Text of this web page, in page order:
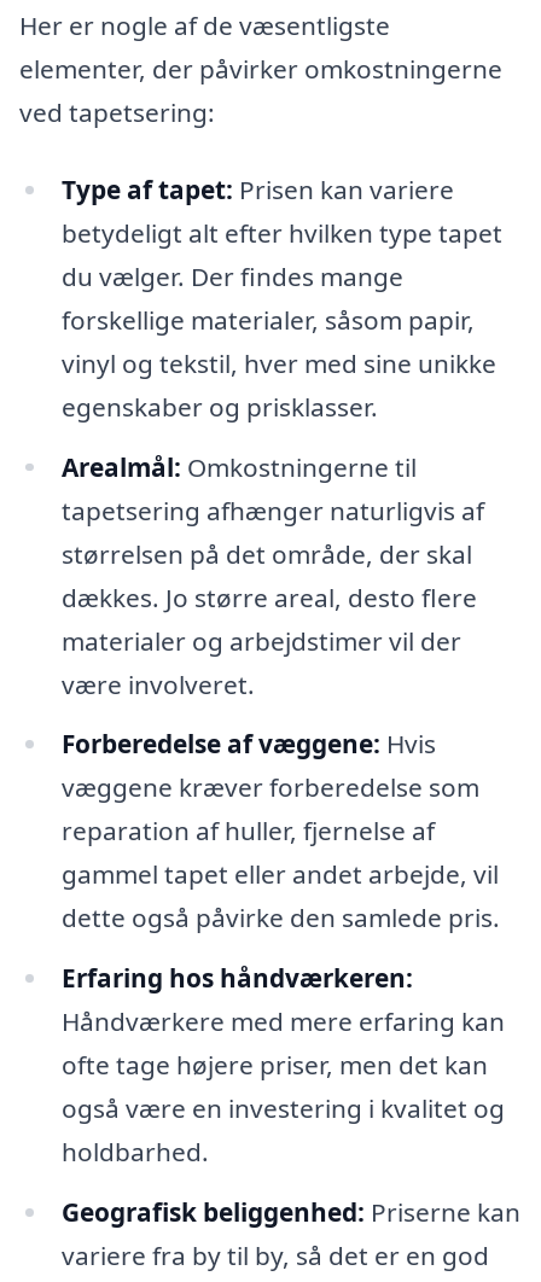
Her er nogle af de væsentligste
elementer, der påvirker omkostningerne
ved tapetsering:
Type af tapet: Prisen kan variere
betydeligt alt efter hvilken type tapet
du vælger. Der findes mange
forskellige materialer, såsom papir,
vinyl og tekstil, hver med sine unikke
egenskaber og prisklasser.
Arealmål: Omkostningerne til
tapetsering afhænger naturligvis af
størrelsen på det område, der skal
dækkes. Jo større areal, desto flere
materialer og arbejdstimer vil der
være involveret.
Forberedelse af væggene: Hvis
væggene kræver forberedelse som
reparation af huller, fjernelse af
gammel tapet eller andet arbejde, vil
dette også påvirke den samlede pris.
Erfaring hos håndværkeren:
Håndværkere med mere erfaring kan
ofte tage højere priser, men det kan
også være en investering i kvalitet og
holdbarhed.
Geografisk beliggenhed: Priserne kan
variere fra by til by, så det er en god